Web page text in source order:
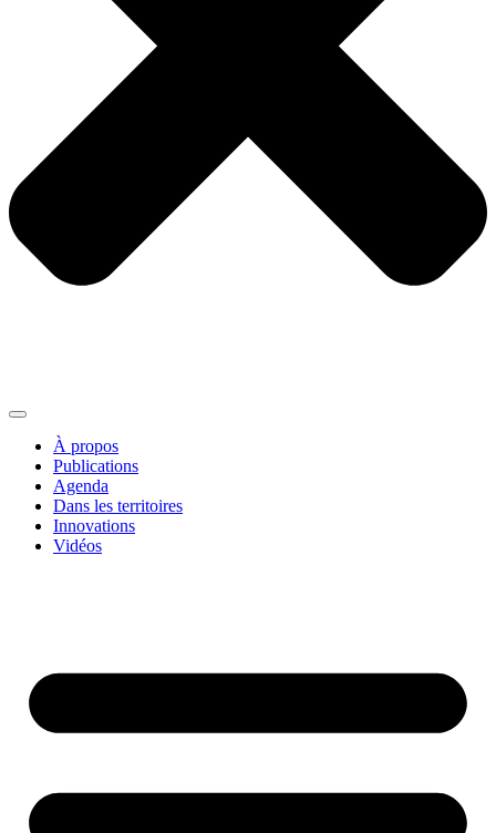
À propos
Publications
Agenda
Dans les territoires
Innovations
Vidéos